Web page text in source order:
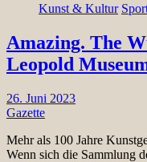
Kunst & Kultur
Amazing. The
Leopold
26. Juni 2023
Gazette
Mehr als 100 Jahre
Wenn sich die Sammlung